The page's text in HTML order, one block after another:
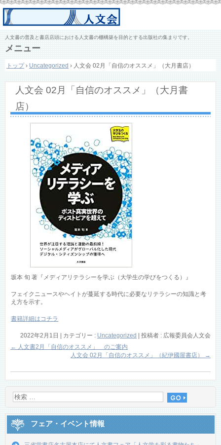
人文書の普及と書店店頭における人文書の棚構築を目的とする出版社の集まりです。
メニュー
ン
ン
キ
トップ › Uncategorized › 人文会 02月「自信のオススメ」（大月書店）
人文会 02月「自信のオススメ」（大月書
店）
坂本 旬 著『メディアリテラシーを学ぶ（大学生の学びをつくる）』
フェイクニュースやヘイトが蔓延する時代に必要なリテラシーの知識と考
え方を示す。
書籍詳細はコチラ
2022年2月1日 カテゴリー : Uncategorized
投稿者 : 広報委員会人文会
← 人文書2月「自信のオススメ」 のご案内
人文会 02月「自信のオススメ」（紀伊國屋書店）
→
フェア・イベント情報